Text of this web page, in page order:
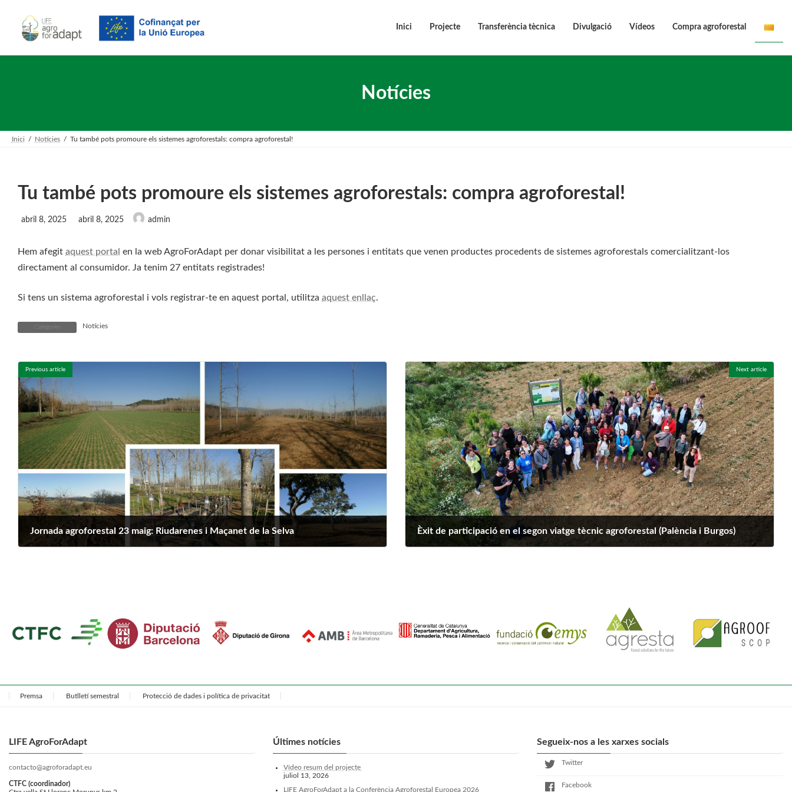
content
Navigation
Inici Projecte Transferència tècnica Divulgació Vídeos Compra agroforestal
Notícies
Inici Notícies Tu també pots promoure els sistemes agroforestals: compra agroforestal!
Tu també pots promoure els sistemes agroforestals: compra agroforestal!
abril 8, 2025
Last
updated
abril 8, 2025 admin
Hem afegit aquest portal en la web AgroForAdapt per donar visibilitat a les persones i entitats que venen productes procedents de sistemes agroforestals comercialitzant-los
directament al consumidor. Ja tenim 27 entitats registrades!
Si tens un sistema agroforestal i vols registrar-te en aquest portal, utilitza aquest enllaç.
Categories Notícies
Previous article
Jornada agroforestal 23 maig: Riudarenes i Maçanet de la Selva
Next article
Èxit de participació en el segon viatge tècnic agroforestal (Palència i Burgos)
Premsa Butlletí semestral Protecció de dades i política de privacitat
LIFE AgroForAdapt
contacto@agroforadapt.eu
CTFC (coordinador)
Últimes notícies
Vídeo resum del projecte
juliol 13, 2026
LIFE AgroForAdapt a la Conferència Agroforestal Europea 2026
Segueix-nos a les xarxes socials
Twitter
Facebook